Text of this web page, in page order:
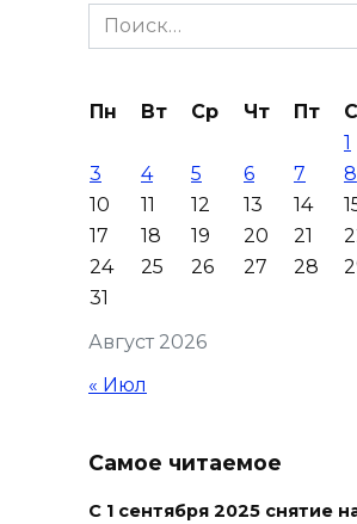
Это стало нашей
ростовчане
бездомных животных
Журналисты «ДОН 24»
на субботник в парке
Островского
Сносить нельзя,
Рувинского от
08 августа 2026 14:04
Search
for:
Август 2026
Пн Вт Ср Чт Пт
1
3
4 5 6 7 8
10
11 12 13 14
17
18 19 20 21
24
25 26 27 28
31
« Июл
Самое читаемое
С 1 сентября 2025 снятие